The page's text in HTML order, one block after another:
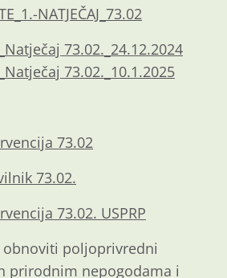
NATJEČAJ_73.02
73.02._24.12.2024
73.02._10.1.2025
73.02
73.02.
73.02. USPRP
poljoprivredni
prirodnim nepogodama i